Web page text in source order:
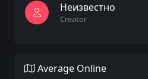
Неизвестно
Creator
Average Online